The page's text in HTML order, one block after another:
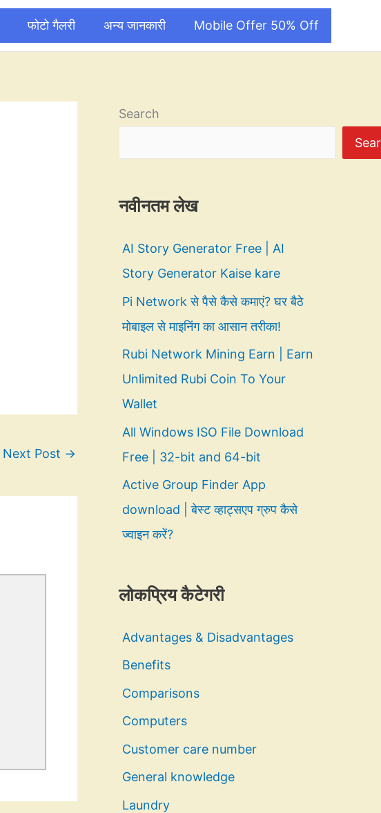
फोटो गैलरी अन्य जानकारी Mobile Offer 50% Off
Next Post →
Search
नवीनतम लेख
AI Story Generator Free | AI
Story Generator Kaise kare
Pi Network से पैसे कैसे कमाएं? घर बैठे
मोबाइल से माइनिंग का आसान तरीका!
Rubi Network Mining Earn | Earn
Unlimited Rubi Coin To Your
Wallet
All Windows ISO File Download
Free | 32-bit and 64-bit
Active Group Finder App
download | बेस्ट व्हाट्सएप ग्रुप कैसे
ज्वाइन करें?
लोकप्रिय कैटेगरी
Advantages & Disadvantages
Benefits
Comparisons
Computers
Customer care number
General knowledge
Laundry